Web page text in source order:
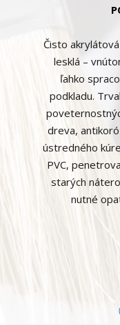
Čisto
lesklá –
ľahko
podkladu.
dreva,
ústredného
PVC,
starých
nutné